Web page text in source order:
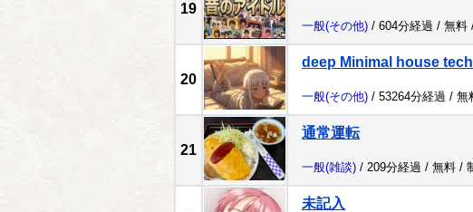
19
一般(その他) / 604分経過 / 無料
20
deep Minimal house
一般(その他) / 53264分経過 / 無
21
通常運転
一般(雑談) / 209分経過 / 無料 /
未記入